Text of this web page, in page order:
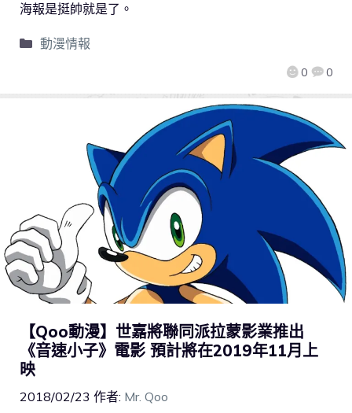
0 0
海報是挺帥就是了。
動漫情報
【Qoo動漫】世嘉將聯同派拉蒙影業推出
《音速小子》電影 預計將在2019年11月上
映
2018/02/23 作者: Mr. Qoo